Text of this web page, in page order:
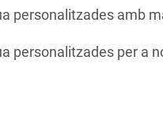
personalitzades amb
personalitzades per a